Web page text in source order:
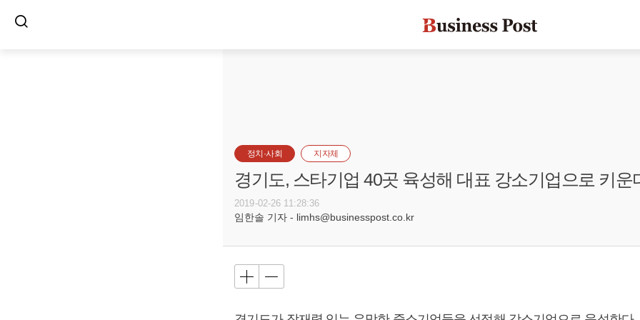
정치·사회 지자체
경기도, 스타기업 40곳 육성해 대표 강소기업으로 키운
2019-02-26 11:28:36
임한솔 기자 - limhs@businesspost.co.kr